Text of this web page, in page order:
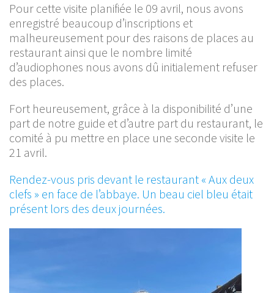
Pour cette visite planifiée le 09 avril, nous avons
enregistré beaucoup d’inscriptions et
malheureusement pour des raisons de places au
restaurant ainsi que le nombre limité
d’audiophones nous avons dû initialement refuser
des places.
Fort heureusement, grâce à la disponibilité d’une
part de notre guide et d’autre part du restaurant, le
comité à pu mettre en place une seconde visite le
21 avril.
Rendez-vous pris devant le restaurant « Aux deux
clefs » en face de l’abbaye. Un beau ciel bleu était
présent lors des deux journées.